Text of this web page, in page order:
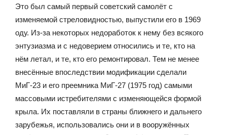
Это был самый первый советский самолёт с
изменяемой стреловидностью, выпустили его в 1969
оду. Из-за некоторых недоработок к нему без всякого
энтузиазма и с недоверием относились и те, кто на
нём летал, и те, кто его ремонтировал. Тем не менее
внесённые впоследствии модификации сделали
МиГ-23 и его преемника МиГ-27 (1975 год) самыми
массовыми истребителями с изменяющейся формой
крыла. Их поставляли в страны ближнего и дальнего
зарубежья, использовались они и в вооружённых